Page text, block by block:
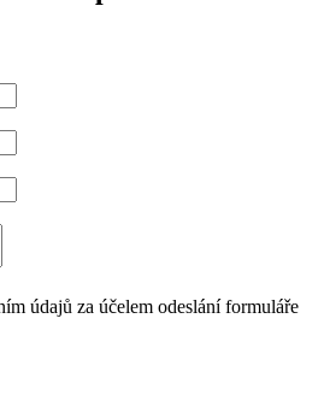
údajů za účelem odeslání formuláře